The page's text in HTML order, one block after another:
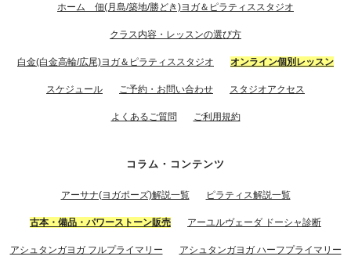
ホーム 佃(月島/築地/勝どき)ヨガ＆ピラティススタジオ
クラス内容・レッスンの選び方
白金(白金高輪/広尾)ヨガ＆ピラティススタジオ オンライン個別レッスン
スケジュール ご予約・お問い合わせ スタジオアクセス
よくあるご質問 ご利用規約
コラム・コンテンツ
アーサナ(ヨガポーズ)解説一覧 ピラティス解説一覧
古本・備品・パワーストーン販売 アーユルヴェーダ ドーシャ診断
アシュタンガヨガ フルプライマリー アシュタンガヨガ ハーフプライマリー